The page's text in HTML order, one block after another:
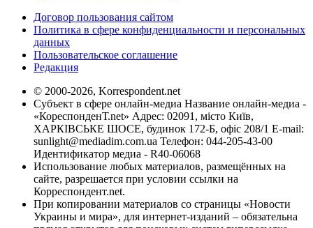
Договор пользования сайтом
Политика в сфере конфиденциальности и персональных
данных
Пользовательское соглашение
Редакция
© 2000-2026, Korrespondent.net
Субъект в сфере онлайн-медиа Название онлайн-медиа -
«КореспонденТ.net» Адрес: 02091, місто Київ,
ХАРКІВСЬКЕ ШОСЕ, будинок 172-Б, офіс 208/1 E-mail:
sunlight@mediadim.com.ua Телефон: 044-205-43-00
Идентификатор медиа - R40-06068
Использование любых материалов, размещённых на
сайте, разрешается при условии ссылки на
Корреспондент.net.
При копировании материалов со страницы «Новости
Украины и мира», для интернет-изданий – обязательна